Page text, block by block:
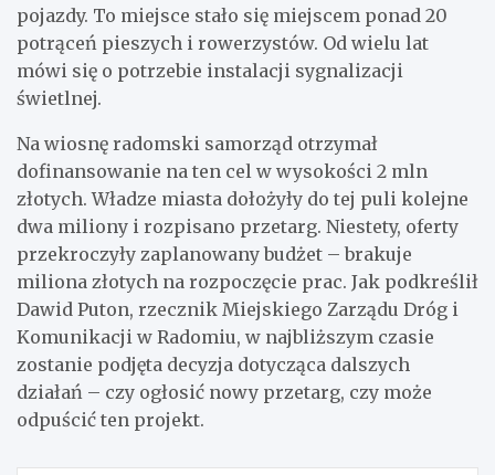
pojazdy. To miejsce stało się miejscem ponad 20
potrąceń pieszych i rowerzystów. Od wielu lat
mówi się o potrzebie instalacji sygnalizacji
świetlnej.
Na wiosnę radomski samorząd otrzymał
dofinansowanie na ten cel w wysokości 2 mln
złotych. Władze miasta dołożyły do tej puli kolejne
dwa miliony i rozpisano przetarg. Niestety, oferty
przekroczyły zaplanowany budżet – brakuje
miliona złotych na rozpoczęcie prac. Jak podkreślił
Dawid Puton, rzecznik Miejskiego Zarządu Dróg i
Komunikacji w Radomiu, w najbliższym czasie
zostanie podjęta decyzja dotycząca dalszych
działań – czy ogłosić nowy przetarg, czy może
odpuścić ten projekt.